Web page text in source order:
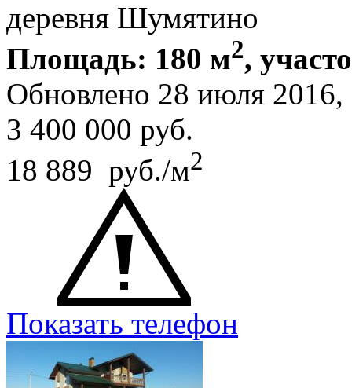
деревня Шумятино
Площадь: 180 м2,
Обновлено 28 июля
3 400 000 руб.
18 889 руб./м2
Показать телефон